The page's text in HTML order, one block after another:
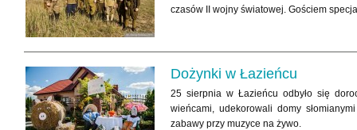
czasów II wojny światowej. Gościem
Dożynki w Łazieńcu
25 sierpnia w Łazieńcu odbyło się
wieńcami, udekorowali domy
zabawy przy muzyce na żywo.